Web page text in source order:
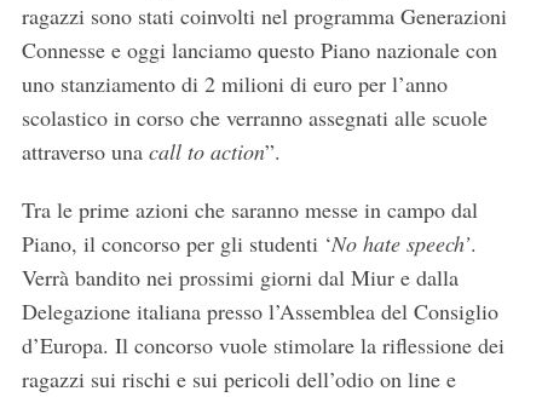
ragazzi sono stati coinvolti nel programma Generazioni
Connesse e oggi lanciamo questo Piano nazionale con
uno stanziamento di 2 milioni di euro per l’anno
scolastico in corso che verranno assegnati alle scuole
attraverso una call to action”.
Tra le prime azioni che saranno messe in campo dal
Piano, il concorso per gli studenti ‘No hate speech’.
Verrà bandito nei prossimi giorni dal Miur e dalla
Delegazione italiana presso l’Assemblea del Consiglio
d’Europa. Il concorso vuole stimolare la riflessione dei
ragazzi sui rischi e sui pericoli dell’odio on line e